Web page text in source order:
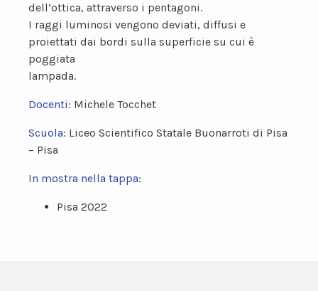
dell’ottica, attraverso i pentagoni.
I raggi luminosi vengono deviati, diffusi e
proiettati dai bordi sulla superficie su cui è
poggiata
lampada.
Docenti: Michele Tocchet
Scuola: Liceo Scientifico Statale Buonarroti di Pisa
– Pisa
In mostra nella tappa:
Pisa 2022